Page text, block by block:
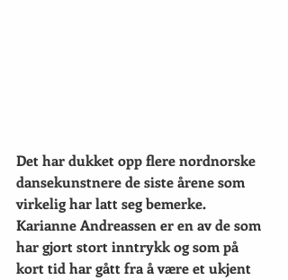
Det har dukket opp flere nordnorske
dansekunstnere de siste årene som
virkelig har latt seg bemerke.
Karianne Andreassen er en av de som
har gjort stort inntrykk og som på
kort tid har gått fra å være et ukjent